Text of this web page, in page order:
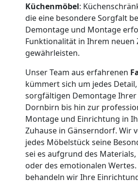
Küchenmöbel:
die eine besondere Sorgfalt
Demontage und Montage
Funktionalität in Ihrem neuen
gewährleisten.
Unser Team aus erfahrenen
kümmert sich um jedes
sorgfältigen Demontage
Dornbirn bis hin zur
Montage und Einrichtung in
Zuhause in Gänserndorf. Wir
jedes Möbelstück seine
sei es aufgrund des Materials,
oder des emotionalen
behandeln wir Ihre
Kleintransport
Dornbirn
Möbelmontage
Dornbirn
Möbeltransport
Dornbirn